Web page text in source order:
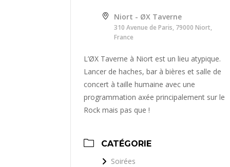
Niort - ØX Taverne
310 Avenue de Paris, 79000 Niort,
France
L’ØX Taverne à Niort est un lieu atypique.
Lancer de haches, bar à bières et salle de
concert à taille humaine avec une
programmation axée principalement sur le
Rock mais pas que !
CATÉGORIE
Soirées